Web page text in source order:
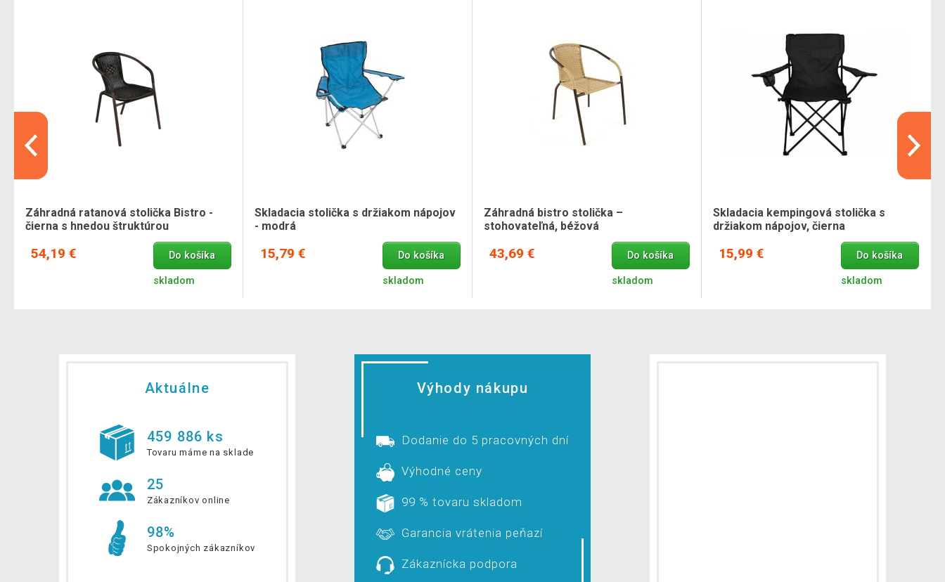
Záhradná ratanová stolička Bistro -
čierna s hnedou štruktúrou
54,19 € Do košíka
skladom
Skladacia stolička s držiakom nápojov
- modrá
15,79 € Do košíka
skladom
Záhradná bistro stolička –
stohovateľná, béžová
43,69 € Do košíka
skladom
Skladacia kempingová stolička s
držiakom nápojov, čierna
15,99 € Do košíka
skladom
Aktuálne
459 886 ks
Tovaru máme na sklade
25
Zákazníkov online
98%
Spokojných zákazníkov
Výhody nákupu
Dodanie do 5 pracovných dní
Výhodné ceny
99 % tovaru skladom
Garancia vrátenia peňazí
Zákaznícka podpora